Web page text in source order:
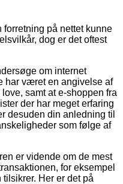
forretning på nettet kunne
dog er det oftest
om internet
har været en angivelse af
samt at e-shoppen fra
der har meget erfaring
desuden din anledning til
som følge af
er vidende om de mest
for eksempel
Her er det på